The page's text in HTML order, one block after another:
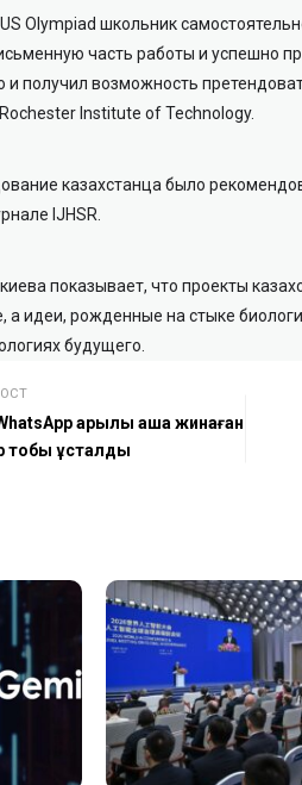
Olympiad школьник
часть работы и успешно
и получил возможность
Institute of Technology.
казахстанца было
IJHSR.
показывает, что проекты
а идеи, рожденные на стыке
будущего.
арқылы ақша жинаған
тобы ұсталды